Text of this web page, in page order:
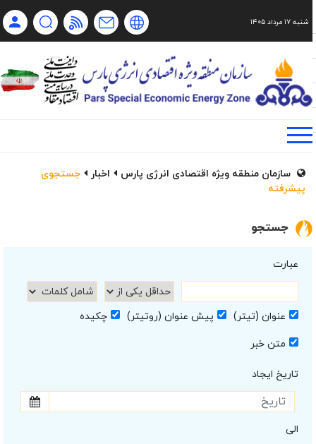
فا Ru Ch
شنبه ۱۷ مرداد ۱۴۰۵
سازمان منطقه ویژه اقتصادی انرژی پارس اخبار
جستجوی
پیشرفته
جستجو
عبارت
عنوان (تیتر) پیش عنوان (روتیتر) چکیده
متن خبر
تاریخ ایجاد
الی